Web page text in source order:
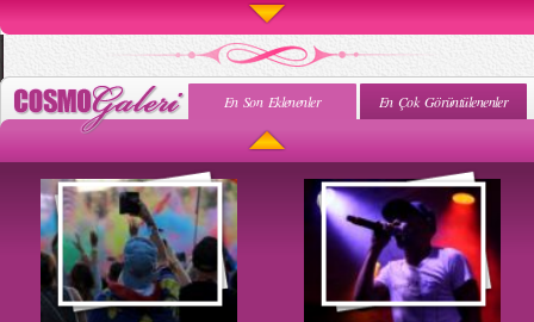
Uyuyan Bebeğe Gangnam Dinletilirse Ne Olur
En Son Eklenenler En Çok Görüntülenenler